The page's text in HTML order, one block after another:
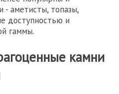
- аметисты, топазы,
доступностью и
гаммы.
камни